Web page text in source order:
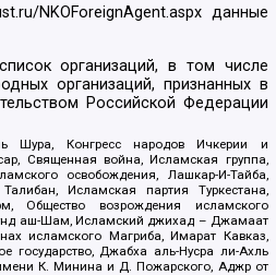
NKOForeignAgent.aspxданные
организаций, в том числе
организаций, признанных в
Российской Федерации
Шура, Конгресс народов Ичкерии и
Священная война, Исламская группа,
освобождения, Лашкар-И-Тайба,
Исламская партия Туркестана,
Общество возрождения исламского
аш-Шам, Исламский джихад – Джамаат
исламского Магриба, Имарат Кавказ,
государство, Джабха аль-Нусра ли-Ахль
К. Минина и Д. Пожарского, Аджр от